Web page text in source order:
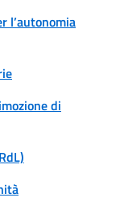
l’autonomia
di